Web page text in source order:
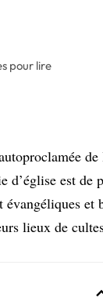
pour lire
d’église est de
et
lieux de